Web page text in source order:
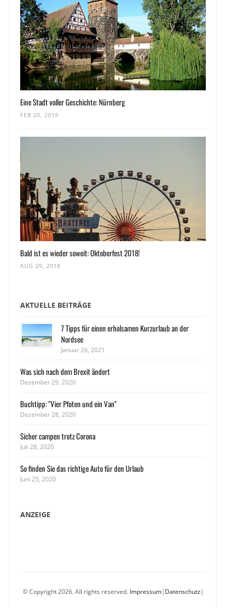
Eine Stadt voller Geschichte: Nürnberg
FEB 20, 2019
Bald ist es wieder soweit: Oktoberfest 2018!
AUG 29, 2018
AKTUELLE BEITRÄGE
7 Tipps für einen erholsamen Kurzurlaub an der
Nordsee
Januar 26, 2021
Was sich nach dem Brexit ändert
Dezember 29, 2020
Buchtipp: "Vier Pfoten und ein Van"
Dezember 28, 2020
Sicher campen trotz Corona
Juli 28, 2020
So finden Sie das richtige Auto für den Urlaub
Juni 25, 2020
ANZEIGE
© Copyright 2026. All rights reserved. Impressum| Datenschutz|